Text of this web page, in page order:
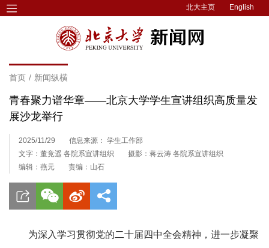
北大主页 English
首页 / 新闻纵横
青春聚力谱华章——北京大学学生宣讲组织高质量发
展沙龙举行
2025/11/29
信息来源： 学生工作部
文字：董竞遥 各院系宣讲组织
摄影：蒋云涛 各院系宣讲组织
编辑：燕元
责编：山石
为深入学习贯彻党的二十届四中全会精神，进一步凝聚